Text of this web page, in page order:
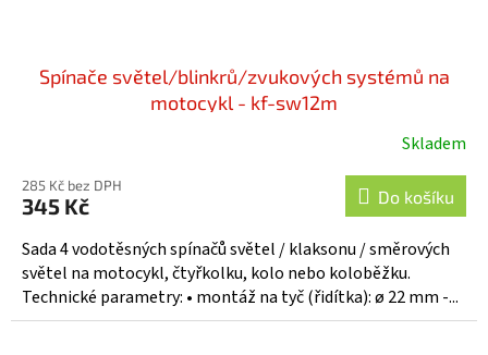
Spínače světel/blinkrů/zvukových systémů na
motocykl - kf-sw12m
Skladem
285 Kč bez DPH
345 Kč Do košíku
Sada 4 vodotěsných spínačů světel / klaksonu / směrových
světel na motocykl, čtyřkolku, kolo nebo koloběžku.
Technické parametry: • montáž na tyč (řidítka): ø 22 mm -...